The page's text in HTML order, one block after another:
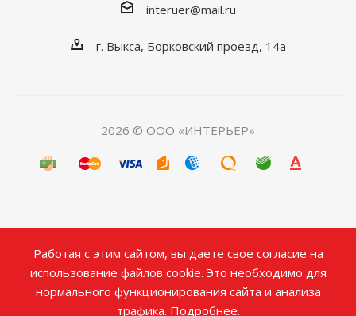
interuer@mail.ru
г. Выкса, Борковский проезд, 14а
2026 © ООО «ИНТЕРЬЕР»
Работая с этим сайтом, вы даете свое согласие на
использование файлов cookie. Это необходимо для
нормального функционирования сайта и анализа
трафика. Подробнее.